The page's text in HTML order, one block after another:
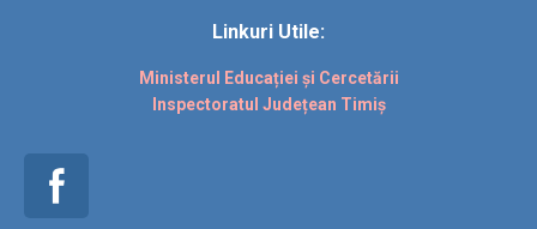
Linkuri Utile:
Ministerul Educației și Cercetării
Inspectoratul Județean Timiș